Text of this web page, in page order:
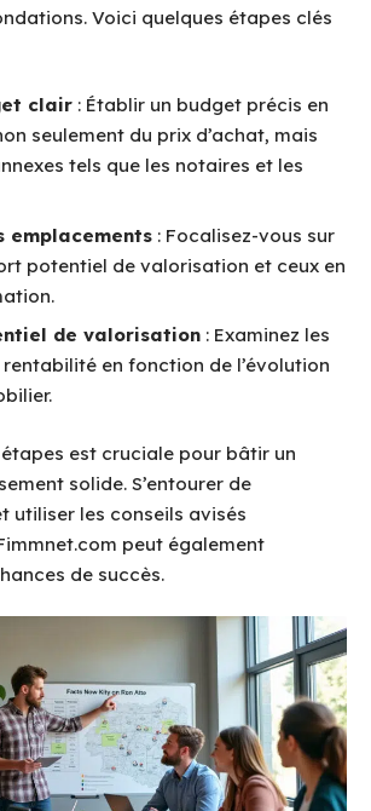
Voici quelques étapes clés
clair : Établir un budget précis en
seulement du prix d’achat, mais
tels que les notaires et les
emplacements : Focalisez-vous sur
potentiel de valorisation et ceux en
de valorisation : Examinez les
en fonction de l’évolution
est cruciale pour bâtir un
solide. S’entourer de
utiliser les conseils avisés
peut également
de succès.